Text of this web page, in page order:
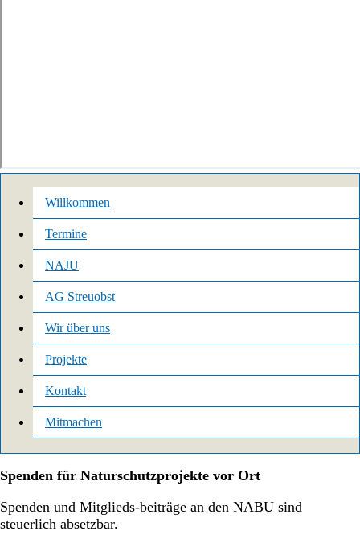
Willkommen
Termine
NAJU
AG Streuobst
Wir über uns
Projekte
Kontakt
Mitmachen
Spenden für Naturschutzprojekte vor Ort
Spenden und Mitglieds-beiträge an den NABU sind
steuerlich absetzbar.